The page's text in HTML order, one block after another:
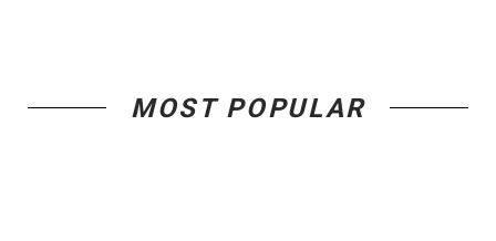
MOST POPULAR